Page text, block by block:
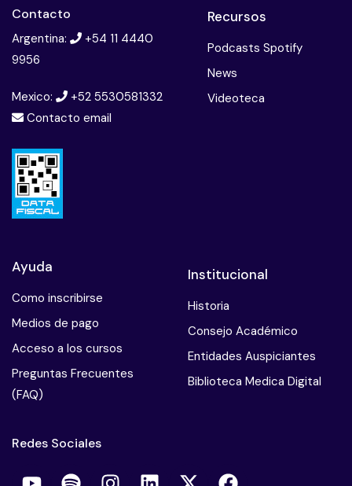
Contacto
Argentina:
+54 11 4440
9956
Mexico:
+52 5530581332
Contacto email
Recursos
Podcasts Spotify
News
Videoteca
Ayuda
Como inscribirse
Medios de pago
Acceso a los cursos
Preguntas Frecuentes
(FAQ)
Institucional
Historia
Consejo Académico
Entidades Auspiciantes
Biblioteca Medica Digital
Redes Sociales